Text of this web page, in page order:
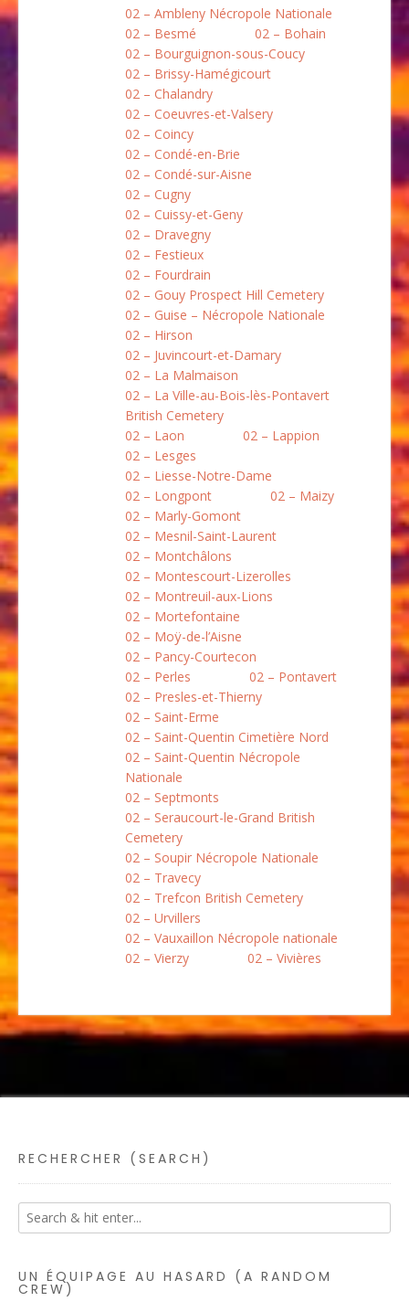
02 – Ambleny Nécropole Nationale
02 – Besmé
02 – Bohain
02 – Bourguignon-sous-Coucy
02 – Brissy-Hamégicourt
02 – Chalandry
02 – Coeuvres-et-Valsery
02 – Coincy
02 – Condé-en-Brie
02 – Condé-sur-Aisne
02 – Cugny
02 – Cuissy-et-Geny
02 – Dravegny
02 – Festieux
02 – Fourdrain
02 – Gouy Prospect Hill Cemetery
02 – Guise – Nécropole Nationale
02 – Hirson
02 – Juvincourt-et-Damary
02 – La Malmaison
02 – La Ville-au-Bois-lès-Pontavert
British Cemetery
02 – Laon
02 – Lappion
02 – Lesges
02 – Liesse-Notre-Dame
02 – Longpont
02 – Maizy
02 – Marly-Gomont
02 – Mesnil-Saint-Laurent
02 – Montchâlons
02 – Montescourt-Lizerolles
02 – Montreuil-aux-Lions
02 – Mortefontaine
02 – Moÿ-de-l’Aisne
02 – Pancy-Courtecon
02 – Perles
02 – Pontavert
02 – Presles-et-Thierny
02 – Saint-Erme
02 – Saint-Quentin Cimetière Nord
02 – Saint-Quentin Nécropole
Nationale
02 – Septmonts
02 – Seraucourt-le-Grand British
Cemetery
02 – Soupir Nécropole Nationale
02 – Travecy
02 – Trefcon British Cemetery
02 – Urvillers
02 – Vauxaillon Nécropole nationale
02 – Vierzy
02 – Vivières
RECHERCHER (SEARCH)
UN ÉQUIPAGE AU HASARD (A RANDOM
CREW)